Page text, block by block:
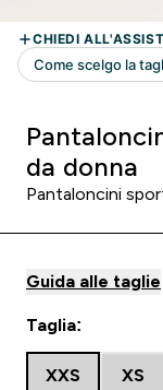
da donna
Pantaloncini
Guida alle taglie
Taglia:
XXS XS